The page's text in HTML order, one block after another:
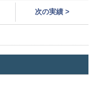
次の実績 >